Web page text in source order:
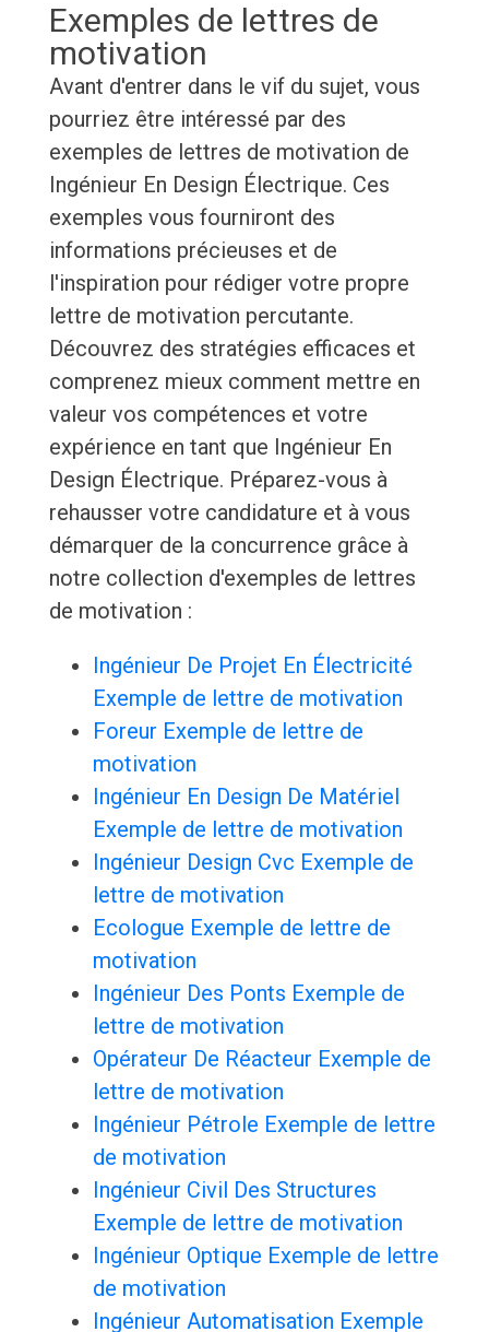
Exemples de lettres de
motivation
Avant d'entrer dans le vif du sujet, vous
pourriez être intéressé par des
exemples de lettres de motivation de
Ingénieur En Design Électrique. Ces
exemples vous fourniront des
informations précieuses et de
l'inspiration pour rédiger votre propre
lettre de motivation percutante.
Découvrez des stratégies efficaces et
comprenez mieux comment mettre en
valeur vos compétences et votre
expérience en tant que Ingénieur En
Design Électrique. Préparez-vous à
rehausser votre candidature et à vous
démarquer de la concurrence grâce à
notre collection d'exemples de lettres
de motivation :
Ingénieur De Projet En Électricité
Exemple de lettre de motivation
Foreur Exemple de lettre de
motivation
Ingénieur En Design De Matériel
Exemple de lettre de motivation
Ingénieur Design Cvc Exemple de
lettre de motivation
Ecologue Exemple de lettre de
motivation
Ingénieur Des Ponts Exemple de
lettre de motivation
Opérateur De Réacteur Exemple de
lettre de motivation
Ingénieur Pétrole Exemple de lettre
de motivation
Ingénieur Civil Des Structures
Exemple de lettre de motivation
Ingénieur Optique Exemple de lettre
de motivation
Ingénieur Automatisation Exemple